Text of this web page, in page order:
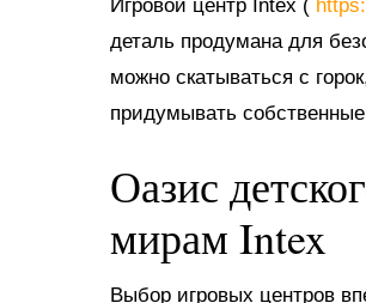
Игровой центр Intex (
деталь продумана для
можно скатываться с
придумывать
Оазис
мирам Intex
Выбор игровых центров